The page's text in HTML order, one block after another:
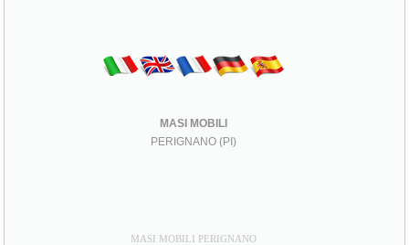
MASI MOBILI
PERIGNANO (PI)
MASI MOBILI PERIGNANO